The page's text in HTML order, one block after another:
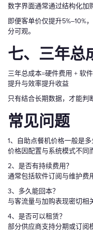
数字界面通常通过结构化加
即便客单价仅提升5%–10%
分可观。
七、三年总
三年总成本=硬件费用 + 软
提升与效率提升收益
只有结合长期数据，才能判
常见问题
1、自助点餐机价格一般是多
价格因配置与系统模式不同
2、是否有持续费用？
通常包括软件订阅与维护费
3、多久能回本？
与客流量与加购表现密切相
4、是否可以租赁？
部分供应商支持分期或订阅